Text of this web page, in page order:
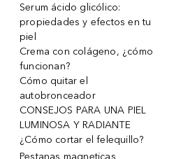
Serum ácido glicólico:
propiedades y efectos en tu
piel
Crema con colágeno, ¿cómo
funcionan?
Cómo quitar el
autobronceador
CONSEJOS PARA UNA PIEL
LUMINOSA Y RADIANTE
¿Cómo cortar el felequillo?
Pestanas magneticas